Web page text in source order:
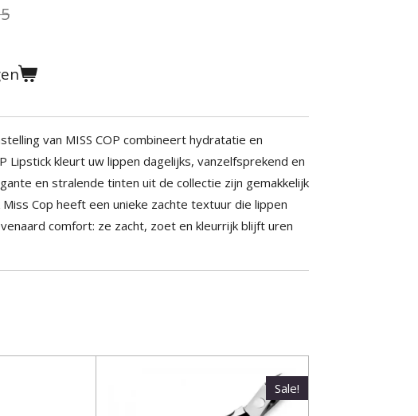
van MISS COP combineert hydratatie en
Lipstick kleurt uw lippen dagelijks, vanzelfsprekend en
en stralende tinten uit de collectie zijn gemakkelijk
Cop heeft een unieke zachte textuur die lippen
comfort: ze zacht, zoet en kleurrijk blijft uren
Sale!